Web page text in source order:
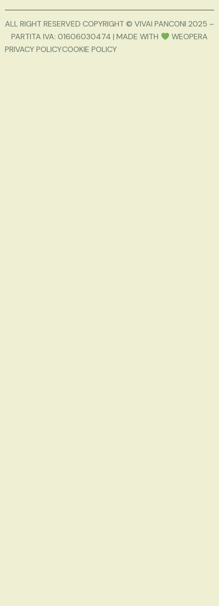
ALL RIGHT RESERVED COPYRIGHT © VIVAI PANCONI 2025 –
PARTITA IVA: 01606030474 | MADE WITH
WEOPERA
PRIVACY POLICYCOOKIE POLICY